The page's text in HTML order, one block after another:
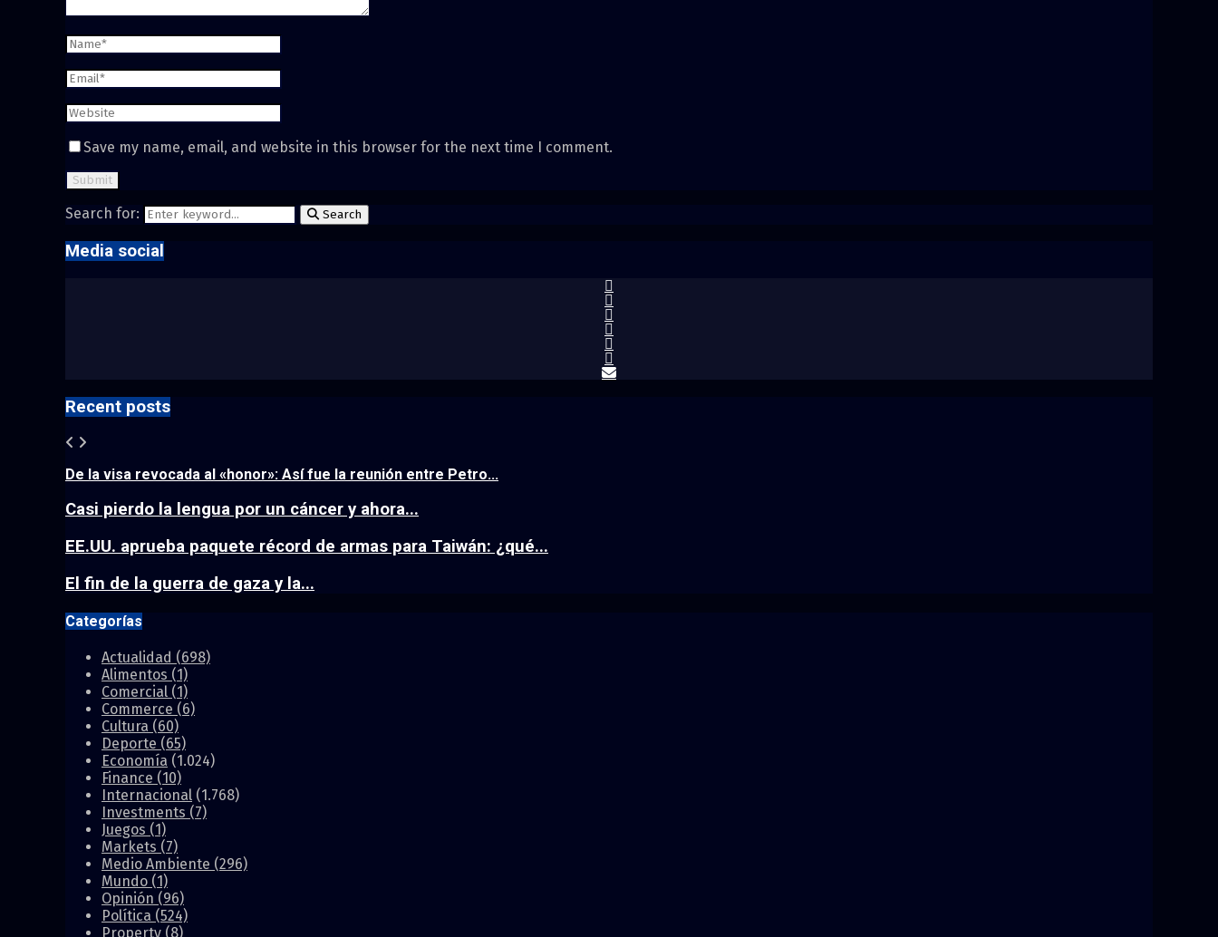
Save my name, email, and website in this browser for the next time I comment.
Search for: Search
Media social
Recent posts
De la visa revocada al «honor»: Así fue la reunión entre Petro...
Casi pierdo la lengua por un cáncer y ahora...
EE.UU. aprueba paquete récord de armas para Taiwán: ¿qué...
El fin de la guerra de gaza y la...
Categorías
Actualidad (698)
Alimentos (1)
Comercial (1)
Commerce (6)
Cultura (60)
Deporte (65)
Economía (1.024)
Finance (10)
Internacional (1.768)
Investments (7)
Juegos (1)
Markets (7)
Medio Ambiente (296)
Mundo (1)
Opinión (96)
Política (524)
Property (8)